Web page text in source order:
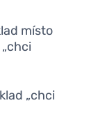
místo
„chci